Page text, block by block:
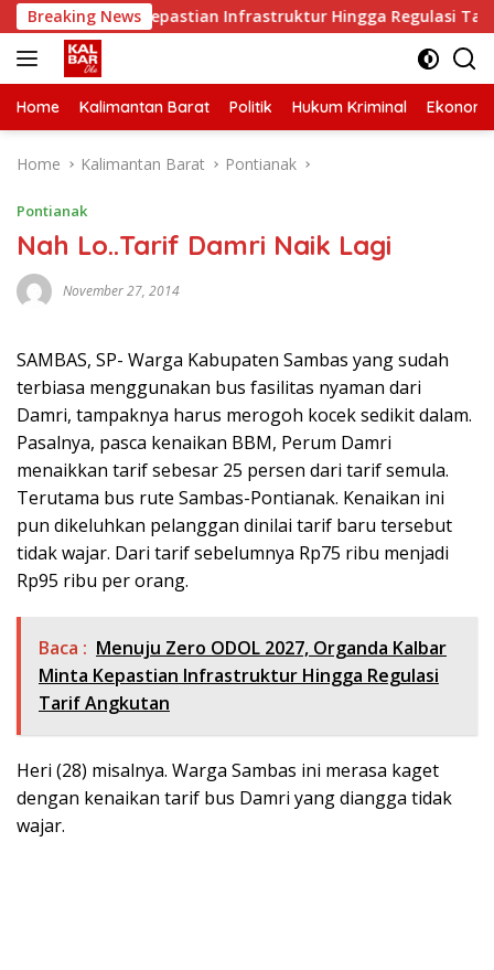
Skip
to
content
Breaking News
Minta Kepastian Infrastruktur Hingga Regulasi Tarif
Home Kalimantan Barat Politik Hukum Kriminal Ekonomi
Home Kalimantan Barat Pontianak
Pontianak
Nah Lo..Tarif Damri Naik Lagi
November 27, 2014
SAMBAS, SP- Warga Kabupaten Sambas yang sudah
terbiasa menggunakan bus fasilitas nyaman dari
Damri, tampaknya harus merogoh kocek sedikit dalam.
Pasalnya, pasca kenaikan BBM, Perum Damri
menaikkan tarif sebesar 25 persen dari tarif semula.
Terutama bus rute Sambas-Pontianak. Kenaikan ini
pun dikeluhkan pelanggan dinilai tarif baru tersebut
tidak wajar. Dari tarif sebelumnya Rp75 ribu menjadi
Rp95 ribu per orang.
Baca : Menuju Zero ODOL 2027, Organda Kalbar
Minta Kepastian Infrastruktur Hingga Regulasi
Tarif Angkutan
Heri (28) misalnya. Warga Sambas ini merasa kaget
dengan kenaikan tarif bus Damri yang diangga tidak
wajar.